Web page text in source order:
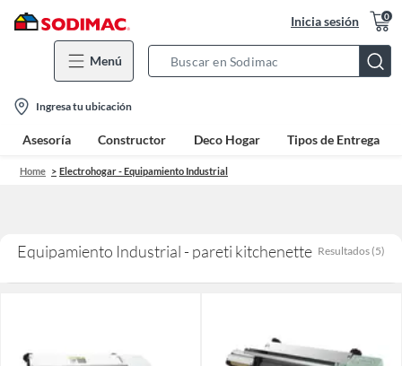
Inicia sesión 0
Menú
Bar
location-
icon
Ingresa tu ubicación
Asesoría Constructor Deco Hogar Tipos de Entrega
Home Electrohogar - Equipamiento Industrial
Equipamiento Industrial - pareti kitchenette Resultados (5)